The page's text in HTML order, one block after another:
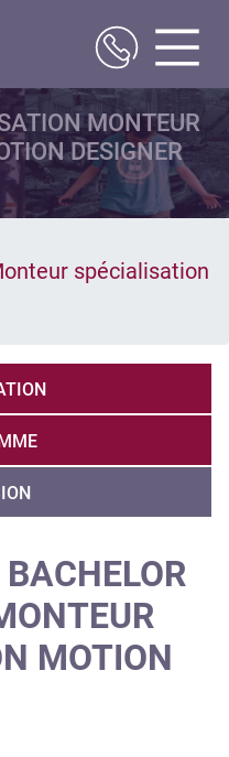
MONTEUR
DESIGNER
spécialisation
MOTION